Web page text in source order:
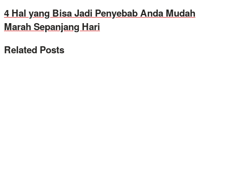
4 Hal yang Bisa Jadi Penyebab Anda Mudah
Marah Sepanjang Hari
Related Posts